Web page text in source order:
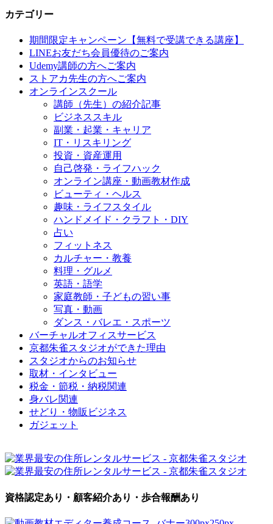
カテゴリー
期間限定キャンペーン【無料で受講できる講座】
LINEお友だち会員優待のご案内
Udemy講師の方へご案内
ストアカ先生の方へご案内
オンラインスクール
講師（先生）の紹介記事
ビジネススキル
副業・起業・キャリア
IT・リスキリング
投資・資産運用
自己啓発・ライフハック
オンライン講座・動画教材作成
ビューティ・ヘルス
趣味・ライフスタイル
ハンドメイド・クラフト・DIY
占い
フィットネス
カルチャー・教養
料理・グルメ
英語・語学
家庭教師・子どもの習い事
写真・動画
ダンス・バレエ・スポーツ
バーチャルオフィスサービス
京都朱雀スタジオができた理由
スタジオからのお知らせ
取材・インタビュー
税金・節税・納税関連
身バレ関連
せどり・物販ビジネス
ガジェット
資格認定あり・顧客紹介あり・歩合報酬あり